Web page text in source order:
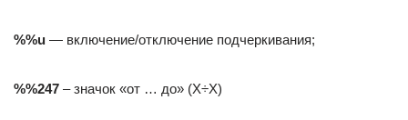
%%u — включение/отключение подчеркивания;
%%247 – значок «от … до» (X÷X)